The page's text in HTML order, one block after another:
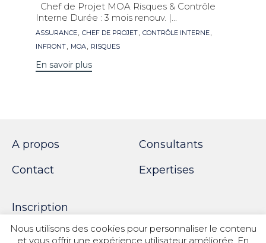
Chef de Projet MOA Risques & Contrôle
Interne Durée : 3 mois renouv. |...
Mots
clés
ASSURANCE, CHEF DE PROJET, CONTRÔLE INTERNE,
INFRONT, MOA, RISQUES
En savoir plus
A propos
Contact
Consultants
Expertises
Inscription
Nous utilisons des cookies pour personnaliser le contenu
et vous offrir une expérience utilisateur améliorée. En